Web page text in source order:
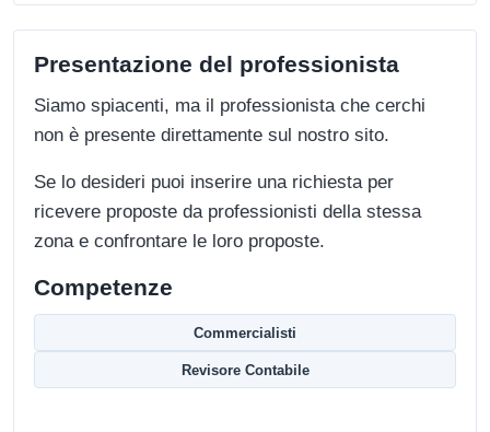
Presentazione del professionista
Siamo spiacenti, ma il professionista che cerchi
non è presente direttamente sul nostro sito.
Se lo desideri puoi inserire una richiesta per
ricevere proposte da professionisti della stessa
zona e confrontare le loro proposte.
Competenze
Commercialisti
Revisore Contabile